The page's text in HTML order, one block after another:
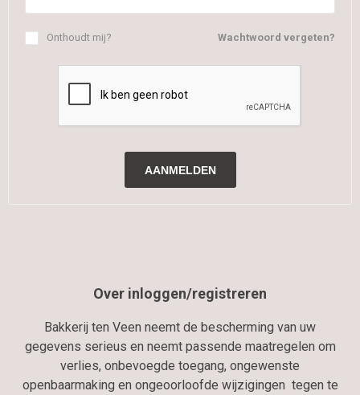
Wachtwoord vergeten?
Onthoudt mij?
Over inloggen/registreren
Bakkerij ten Veen neemt de bescherming van uw
gegevens serieus en neemt passende maatregelen om
verlies, onbevoegde toegang, ongewenste
openbaarmaking en ongeoorloofde wijzigingen tegen te